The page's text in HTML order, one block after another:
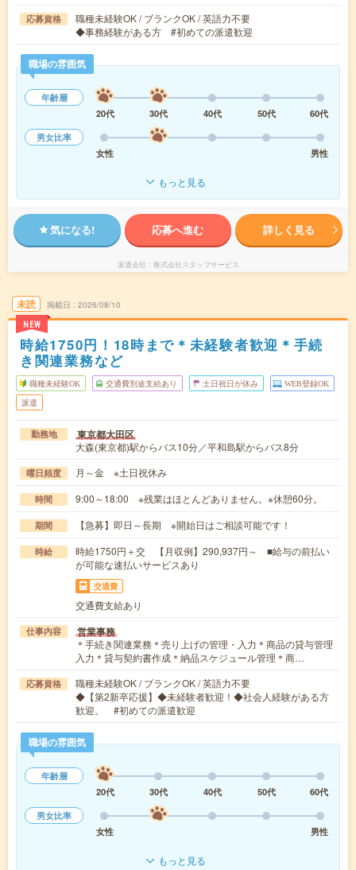
応募資格
職種未経験OK / ブランクOK / 英語力不要
◆事務経験がある方 #初めての派遣歓迎
職場の雰囲気
年齢層
20代
30代 40代 50代
60代
男女比率
女性
男性
もっと見る
気になる! 応募へ進む 詳しく見る
派遣会社 株式会社スタッフサービス
未読
NEW
掲載日 2026/08/10
時給1750円！18時まで＊未経験者歓迎＊手続
き関連業務など
職種未経験OK 交通費別途支給あり 土日祝日が休み WEB登録OK
派遣
勤務地 東京都大田区
大森(東京都)駅からバス10分／平和島駅からバス8分
曜日頻度 月～金 ※土日祝休み
時間 9:00～18:00 ※残業はほとんどありません。※休憩60分。
期間 【急募】即日～長期 ※開始日はご相談可能です！
時給
時給1750円＋交 【月収例】290,937円～ ■給与の前払い
が可能な速払いサービスあり
交通費
交通費支給あり
仕事内容 営業事務
＊手続き関連業務＊売り上げの管理・入力＊商品の貸与管理
入力＊貸与契約書作成＊納品スケジュール管理＊商…
応募資格
職種未経験OK / ブランクOK / 英語力不要
◆【第2新卒応援】◆未経験者歓迎！◆社会人経験がある方
歓迎。 #初めての派遣歓迎
職場の雰囲気
年齢層
20代
30代 40代 50代
60代
男女比率
女性
男性
もっと見る